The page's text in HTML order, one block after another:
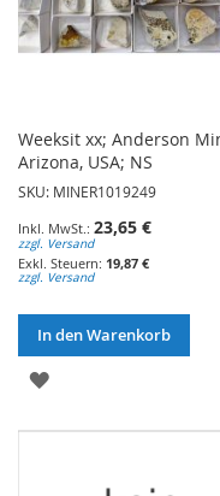
Weeksit xx; Anderson
Arizona, USA; NS
SKU: MINER1019249
23,65 €
zzgl. Versand
19,87 €
zzgl. Versand
In den Warenkorb
ZUR